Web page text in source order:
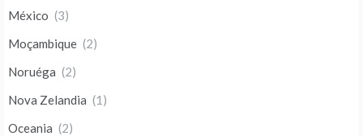
México (3)
Moçambique (2)
Noruéga (2)
Nova Zelandia (1)
Oceania (2)